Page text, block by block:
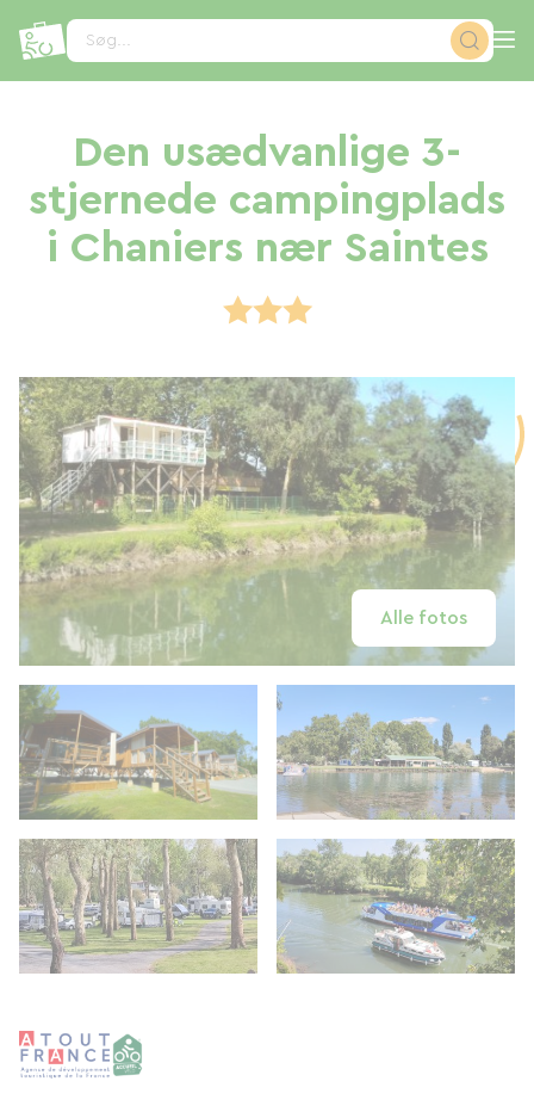
Søg...
Den usædvanlige 3-
stjernede campingplads
i Chaniers nær Saintes
Alle fotos
CCookie-styringspanel